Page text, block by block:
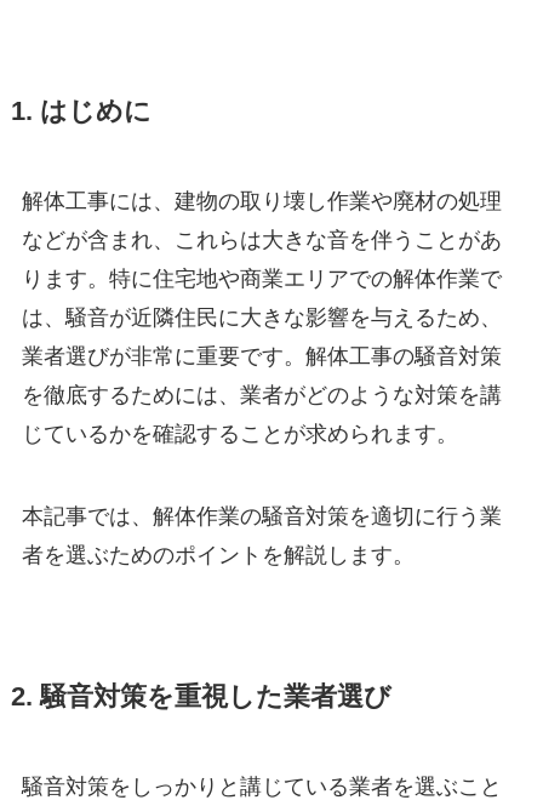
1. はじめに
解体工事には、建物の取り壊し作業や廃材の処理
などが含まれ、これらは大きな音を伴うことがあ
ります。特に住宅地や商業エリアでの解体作業で
は、騒音が近隣住民に大きな影響を与えるため、
業者選びが非常に重要です。解体工事の騒音対策
を徹底するためには、業者がどのような対策を講
じているかを確認することが求められます。
本記事では、解体作業の騒音対策を適切に行う業
者を選ぶためのポイントを解説します。
2. 騒音対策を重視した業者選び
騒音対策をしっかりと講じている業者を選ぶこと